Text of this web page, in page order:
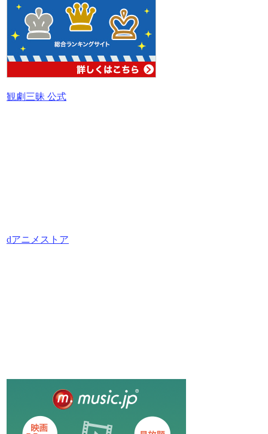
観劇三昧 公式
dアニメストア